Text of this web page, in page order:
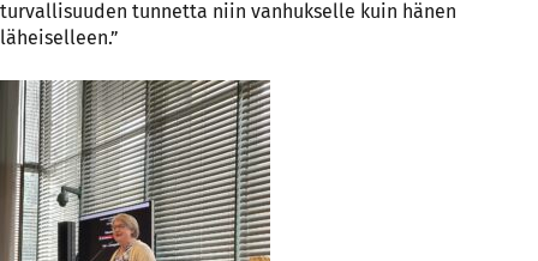
turvallisuuden tunnetta niin vanhukselle kuin hänen
läheiselleen.”